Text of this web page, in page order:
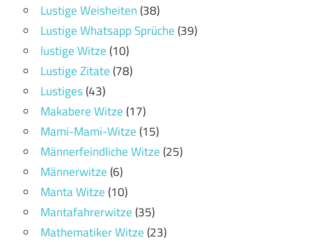
Lustige Weisheiten(38)
Lustige Whatsapp Sprüche(39)
lustige Witze(10)
Lustige Zitate(78)
Lustiges(43)
Makabere Witze(17)
Mami-Mami-Witze(15)
Männerfeindliche Witze(25)
Männerwitze(6)
Manta Witze(10)
Mantafahrerwitze(35)
Mathematiker Witze(23)